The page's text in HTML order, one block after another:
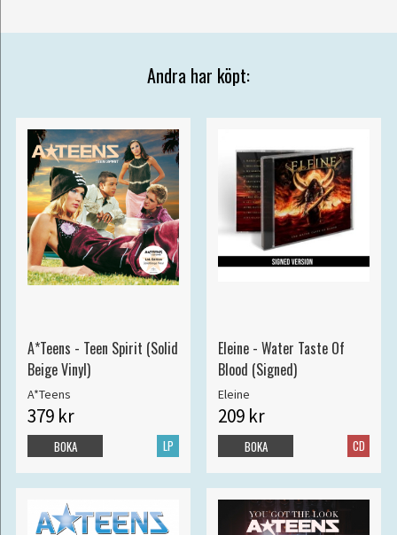
Andra har köpt:
A*Teens - Teen Spirit (Solid
Beige Vinyl)
A*Teens
379 kr
LP
BOKA
Eleine - Water Taste Of
Blood (Signed)
Eleine
209 kr
CD
BOKA